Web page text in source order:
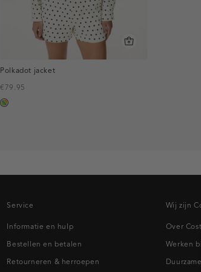
Polkadot jacket
€79.95
meerkleurig
Service
Informatie en hulp
Bestellen en betalen
Retourneren & herroepen
Wij zijn
Over
Werken